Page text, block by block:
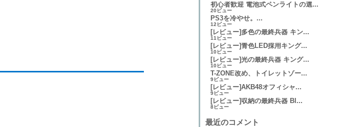
初心者歓迎 電池式ペンライトの選...
20ビュー
PS3を冷やせ。...
12ビュー
[レビュー]多色の最終兵器 キン...
11ビュー
[レビュー]青色LED採用キング...
10ビュー
[レビュー]光の最終兵器 キング...
10ビュー
T-ZONE改め、トイレットゾー...
9ビュー
[レビュー]AKB48オフィシャ...
9ビュー
[レビュー]収納の最終兵器 Bl...
8ビュー
最近のコメント